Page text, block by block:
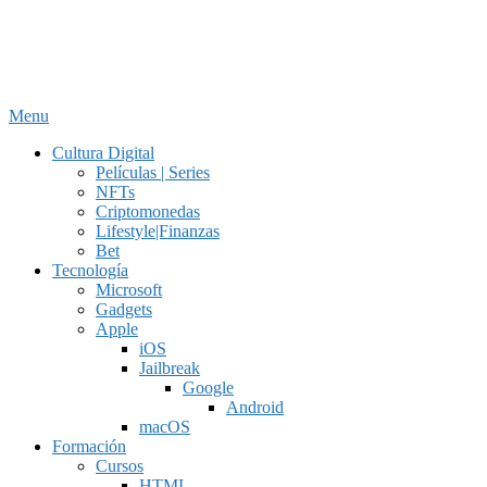
Menu
Cultura Digital
Películas | Series
NFTs
Criptomonedas
Lifestyle|Finanzas
Bet
Tecnología
Microsoft
Gadgets
Apple
iOS
Jailbreak
Google
Android
macOS
Formación
Cursos